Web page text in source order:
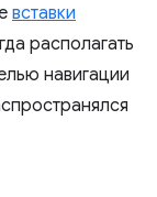
вставки
располагать
навигации